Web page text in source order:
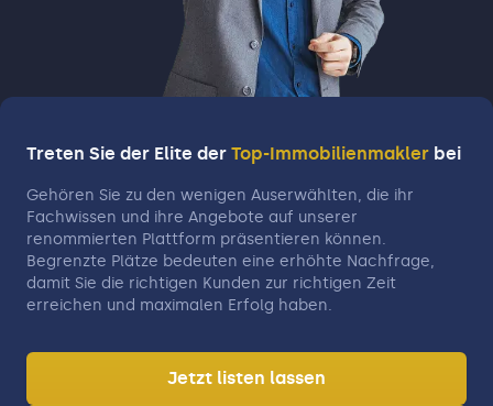
Treten Sie der Elite der Top-Immobilienmakler bei
Gehören Sie zu den wenigen Auserwählten, die ihr
Fachwissen und ihre Angebote auf unserer
renommierten Plattform präsentieren können.
Begrenzte Plätze bedeuten eine erhöhte Nachfrage,
damit Sie die richtigen Kunden zur richtigen Zeit
erreichen und maximalen Erfolg haben.
Jetzt listen lassen